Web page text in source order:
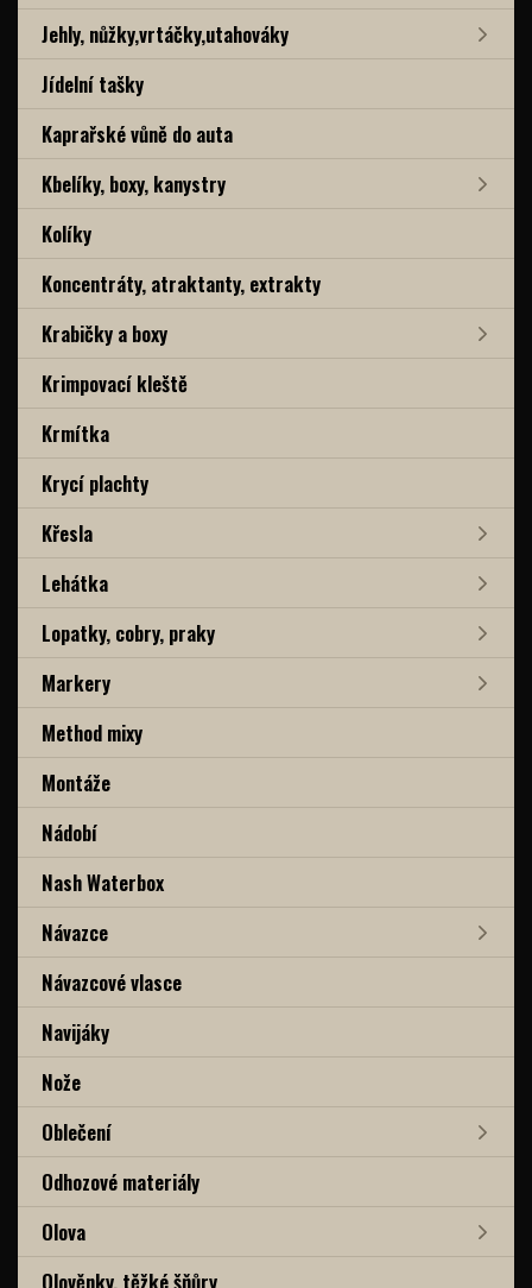
Jehly, nůžky,vrtáčky,utahováky
Jídelní tašky
Kaprařské vůně do auta
Kbelíky, boxy, kanystry
Kolíky
Koncentráty, atraktanty, extrakty
Krabičky a boxy
Krimpovací kleště
Krmítka
Krycí plachty
Křesla
Lehátka
Lopatky, cobry, praky
Markery
Method mixy
Montáže
Nádobí
Nash Waterbox
Návazce
Návazcové vlasce
Navijáky
Nože
Oblečení
Odhozové materiály
Olova
Olověnky, těžké šňůry